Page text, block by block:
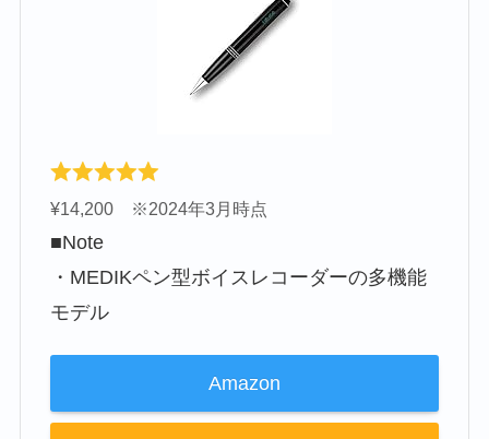
¥14,200 ※2024年3月時点
■Note
・MEDIKペン型ボイスレコーダーの多機能
モデル
Amazon